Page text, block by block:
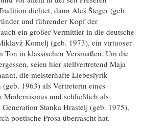
dichtet, dann Aleš Šteger (geb.
und führender Kopf der
auch ein großer Vermittler in die deutsche
Komelj (geb. 1973), ein virtuoser
Ton in klassischen Versmaßen. Um die
seien hier stellvertretend Maja
die meisterhafte Liebeslyrik
1963) als Vertreterin eines
Modernismus und schließlich als
Stanka Hrastelj (geb. 1975),
poetische Prosa überrascht hat.